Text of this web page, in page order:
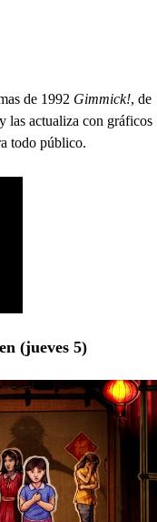
de 1992 Gimmick!, de
las actualiza con gráficos
todo público.
(jueves 5)